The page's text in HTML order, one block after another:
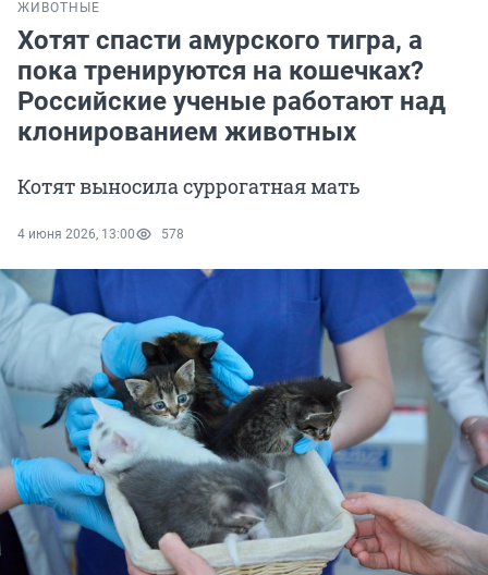
ЖИВОТНЫЕ
Хотят спасти амурского тигра, а
пока тренируются на кошечках?
Российские ученые работают над
клонированием животных
Котят выносила суррогатная мать
4 июня 2026, 13:00 578